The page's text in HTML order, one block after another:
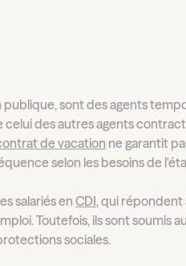
sont des agents
des autres agents
de vacation ne garantit
selon les besoins de
salariés en CDI, qui répondent
Toutefois, ils sont soumis
sociales.